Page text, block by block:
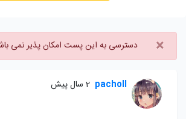
× دسترسی به این پست امکان پذیر نمی
pacholl 2 سال پیش